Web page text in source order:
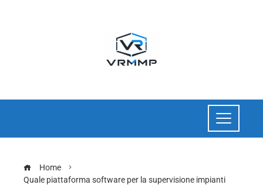
Home
Quale piattaforma software per la supervisione impianti